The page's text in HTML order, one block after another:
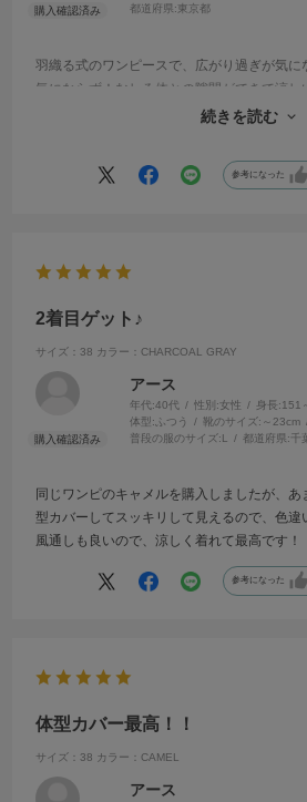
都道府県:東京都
羽織る式のワンピースで、広がり過ぎが気に
気にならず！むしろ体との隙間ができて涼し
には絶対条件の洗えるところも魅力です。
続きを読む
参考になった
2着目ゲット♪
サイズ：38 カラー：CHARCOAL GRAY
アース
年代:40代 性別:女性 身長:151
体型: ふつう 靴のサイズ: ～23cm
普段の服のサイズ:L 都道府県:千
同じワンピのキャメルを購入しましたが、
型カバーしてスッキリして見えるので、色違
風通しも良いので、涼しく着れて最高です！
参考になった
体型カバー最高！！
サイズ：38 カラー：CAMEL
アース